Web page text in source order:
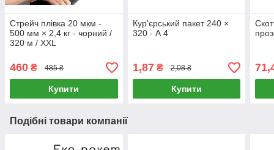
Стрейч плівка 20 мкм -
500 мм × 2,4 кг - чорний /
320 м / XXL
460 ₴ 485 ₴
Купити
Кур'єрський пакет 240 ×
320 - А 4
1,87₴ 2,08 ₴
Купити
Подібні товари компанії